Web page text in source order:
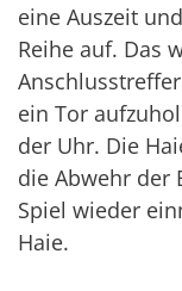
eine Auszeit
Reihe auf. Das
ein Tor
der Uhr. Die
die Abwehr der
Spiel wieder
Haie.